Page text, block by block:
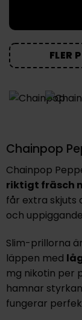
FLER
Chainpop
Chainpop
riktigt fräsch
får extra skjuts
och
Slim-prillorna
läppen med
mg nikotin per
hamnar
fungerar